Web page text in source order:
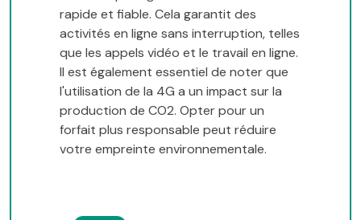
rapide et fiable. Cela garantit des
activités en ligne sans interruption, telles
que les appels vidéo et le travail en ligne.
Il est également essentiel de noter que
l'utilisation de la 4G a un impact sur la
production de CO2. Opter pour un
forfait plus responsable peut réduire
votre empreinte environnementale.